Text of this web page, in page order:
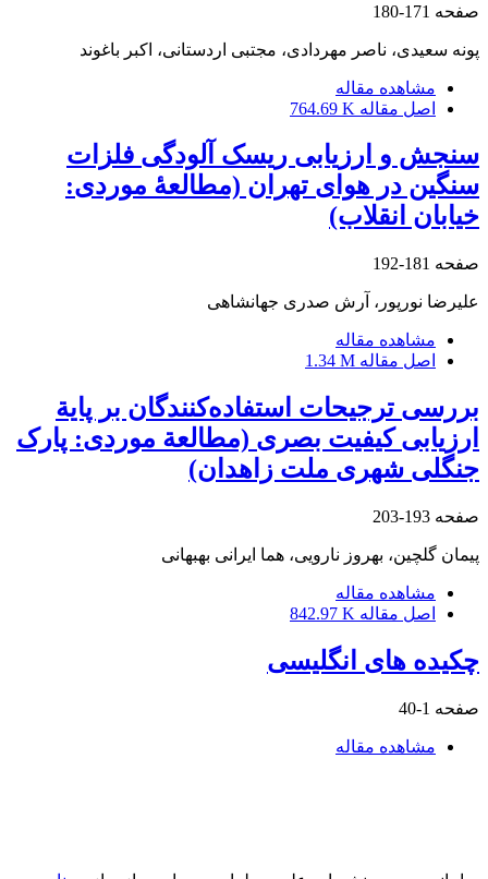
صفحه 171-180
پونه سعیدی، ناصر مهردادی، مجتبی اردستانی، اکبر باغوند
مشاهده مقاله
اصل مقاله 764.69 K
سنجش و ارزیابی ریسک آلودگی فلزات
سنگین در هوای تهران (مطالعۀ موردی:
خیابان انقلاب)
صفحه 181-192
علیرضا نورپور، آرش صدری جهانشاهی
مشاهده مقاله
اصل مقاله 1.34 M
بررسی ترجیحات استفاده‌کنندگان بر پایة
ارزیابی کیفیت بصری (مطالعة موردی: پارک
جنگلی شهری ملت زاهدان)
صفحه 193-203
پیمان گلچین، بهروز نارویی، هما ایرانی بهبهانی
مشاهده مقاله
اصل مقاله 842.97 K
چکیده های انگلیسی
صفحه 1-40
مشاهده مقاله